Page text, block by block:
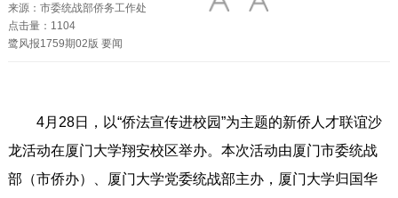
来源：市委统战部侨务工作处
点击量：1104
鹭风报1759期02版 要闻
4月28日，以“侨法宣传进校园”为主题的新侨人才联谊沙
龙活动在厦门大学翔安校区举办。本次活动由厦门市委统战
部（市侨办）、厦门大学党委统战部主办，厦门大学归国华